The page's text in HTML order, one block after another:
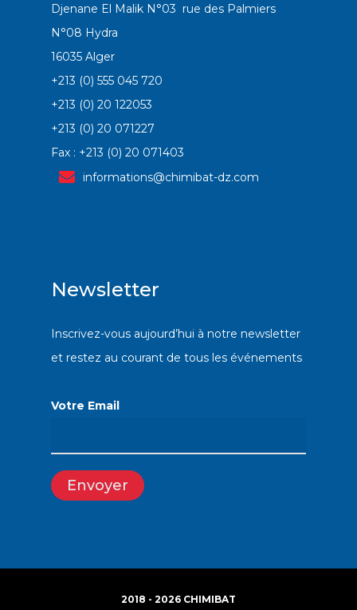
Djenane El Malik N°03 rue des Palmiers
N°08 Hydra
16035 Alger
+213 (0) 555 045 720
+213 (0) 20 122053
+213 (0) 20 071227
Fax : +213 (0) 20 071403
informations@chimibat-dz.com
Newsletter
Inscrivez-vous aujourd’hui à notre newsletter
et restez au courant de tous les événements
Votre Email
2018 - 2026 CHIMIBAT